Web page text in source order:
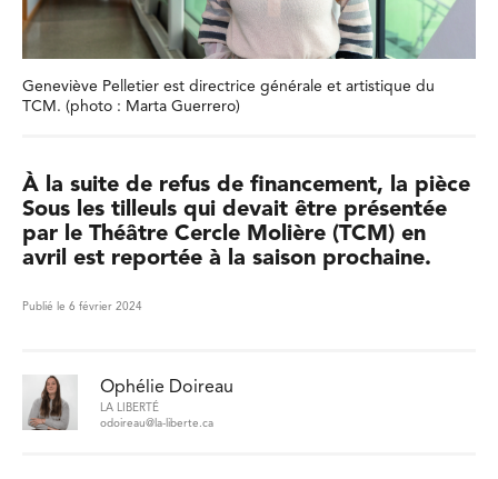
Geneviève Pelletier est directrice générale et artistique du
TCM. (photo : Marta Guerrero)
À la suite de refus de financement, la pièce
Sous les tilleuls qui devait être présentée
par le Théâtre Cercle Molière (TCM) en
avril est reportée à la saison prochaine.
Publié le 6 février 2024
Ophélie Doireau
LA LIBERTÉ
odoireau@la-liberte.ca